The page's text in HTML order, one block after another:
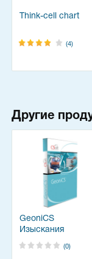
Think-cell chart
(4)
Другие
GeoniCS
Изыскания
(0)